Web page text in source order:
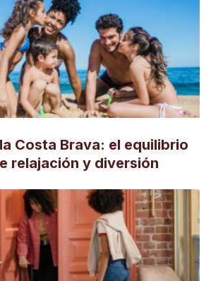
Costa Brava: el equilibrio
relajación y diversión